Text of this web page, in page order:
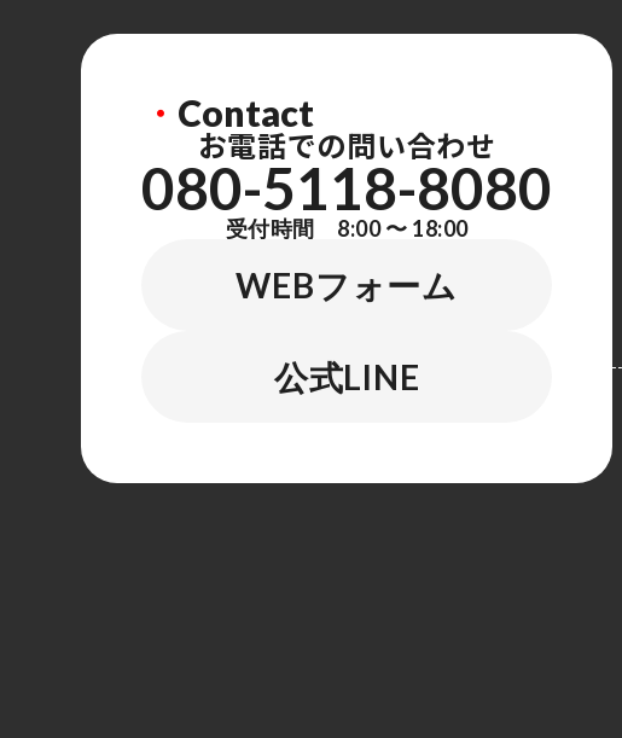
・ Contact
お電話での問い合わせ
080-5118-8080
受付時間 8:00 〜 18:00
WEBフォーム
公式LINE